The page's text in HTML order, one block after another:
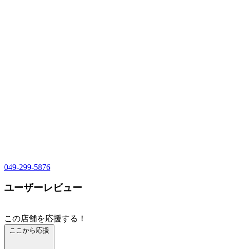
049-299-5876
ユーザーレビュー
この店舗を応援する！
ここから応援